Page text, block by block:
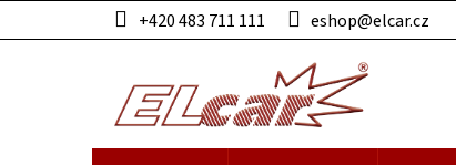
na
+420 483 711 111 eshop@elcar.cz